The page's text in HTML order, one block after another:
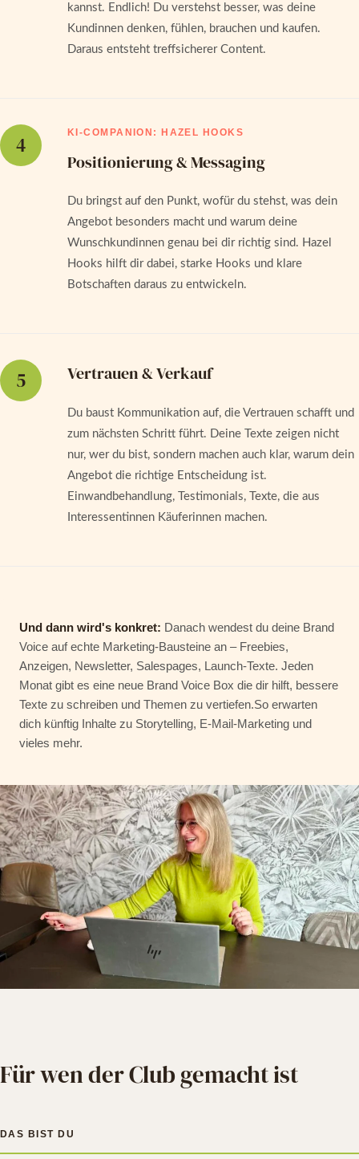
kannst. Endlich! Du verstehst besser, was deine
Kundinnen denken, fühlen, brauchen und kaufen.
Daraus entsteht treffsicherer Content.
4 KI-COMPANION: HAZEL HOOKS
Positionierung & Messaging
Du bringst auf den Punkt, wofür du stehst, was dein
Angebot besonders macht und warum deine
Wunschkundinnen genau bei dir richtig sind. Hazel
Hooks hilft dir dabei, starke Hooks und klare
Botschaften daraus zu entwickeln.
5 Vertrauen & Verkauf
Du baust Kommunikation auf, die Vertrauen schafft und
zum nächsten Schritt führt. Deine Texte zeigen nicht
nur, wer du bist, sondern machen auch klar, warum dein
Angebot die richtige Entscheidung ist.
Einwandbehandlung, Testimonials, Texte, die aus
Interessentinnen Käuferinnen machen.
Und dann wird's konkret: Danach wendest du deine Brand
Voice auf echte Marketing-Bausteine an – Freebies,
Anzeigen, Newsletter, Salespages, Launch-Texte. Jeden
Monat gibt es eine neue Brand Voice Box die dir hilft, bessere
Texte zu schreiben und Themen zu vertiefen.So erwarten
dich künftig Inhalte zu Storytelling, E-Mail-Marketing und
vieles mehr.
Für wen der Club gemacht ist
DAS BIST DU